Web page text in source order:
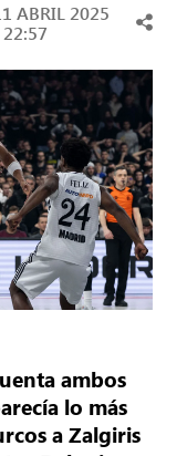
ABRIL 2025
ambos
lo más
a Zalgiris